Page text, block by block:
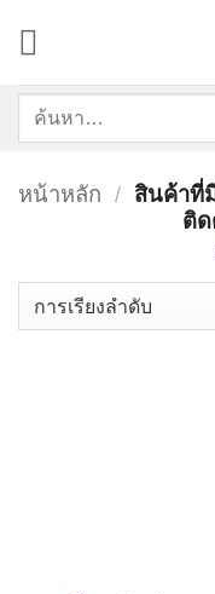
ไป
ยัง
เนื้อหา
ค้นหา:
หน้าหลัก / สินค้าที่
ติด